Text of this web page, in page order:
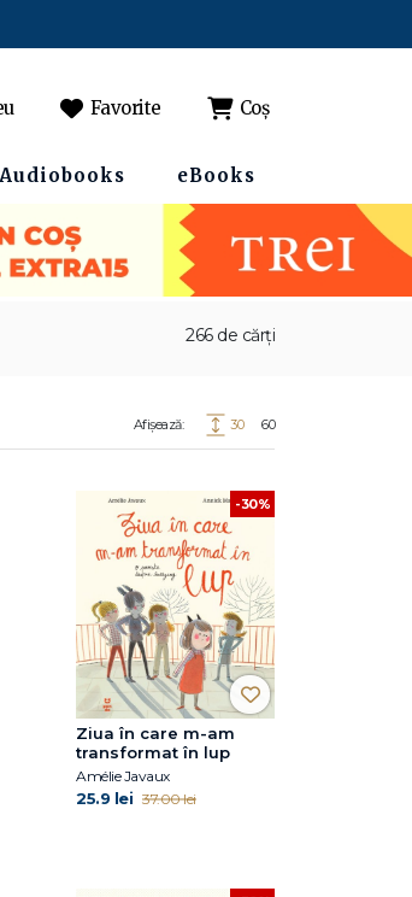
Favorite Coș
Audiobooks eBooks
266 de cărți
Afișează: 30 60
-30%
Ziua în care m-am
transformat în lup
Amélie Javaux
25.9 lei 37.00 lei